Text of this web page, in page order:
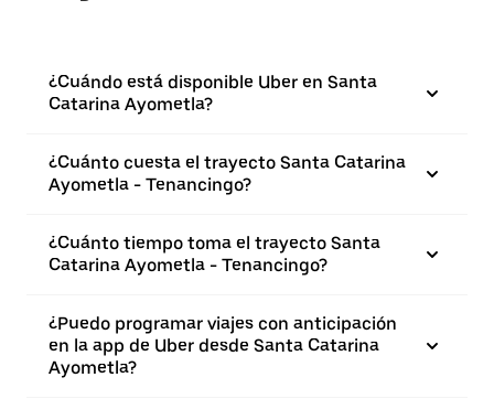
¿Cuándo está disponible Uber en Santa
Catarina Ayometla?
¿Cuánto cuesta el trayecto Santa Catarina
Ayometla - Tenancingo?
¿Cuánto tiempo toma el trayecto Santa
Catarina Ayometla - Tenancingo?
¿Puedo programar viajes con anticipación
en la app de Uber desde Santa Catarina
Ayometla?